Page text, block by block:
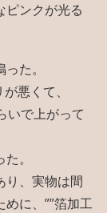
ピンクが光る
た。
悪くて、
いで上がって
。
り、実物は間
に、””箔加工